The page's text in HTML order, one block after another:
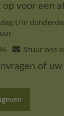
voor een
t/m
Stuur ons
of